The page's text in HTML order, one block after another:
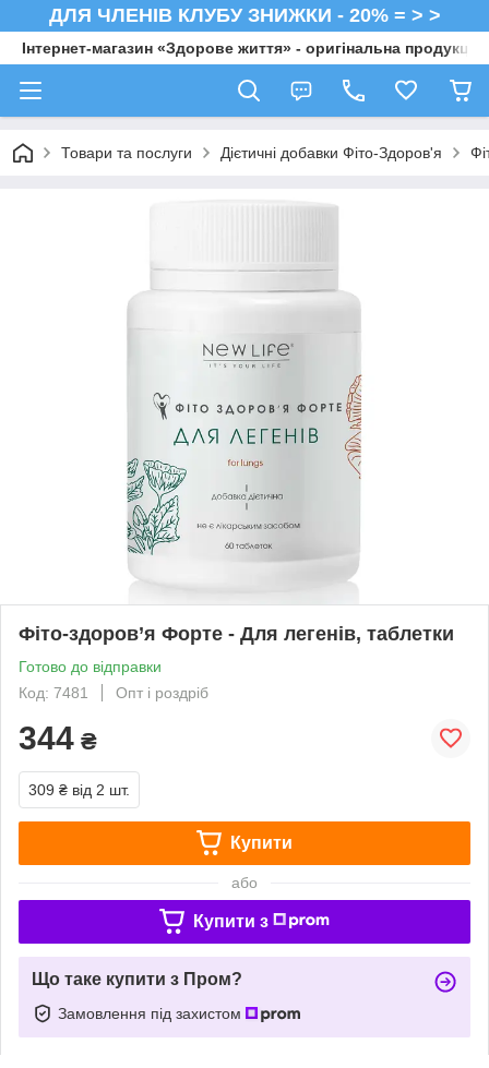
ДЛЯ ЧЛЕНІВ КЛУБУ ЗНИЖКИ - 20% = > >
Інтернет-магазин «Здорове життя» - оригінальна продукція
Товари та послуги Дієтичні добавки Фіто-Здоров'я
Фіто-здоров’я Форте - Для легенів, таблетки
Готово до відправки
Код: 7481
Опт і роздріб
344 ₴
309 ₴ від 2 шт.
Купити
або
Купити з
Що таке купити з Пром?
Замовлення під захистом